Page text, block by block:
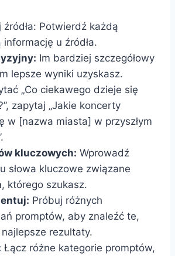
źródła: Potwierdź każdą
informację u źródła.
Im bardziej szczegółowy
lepsze wyniki uzyskasz.
„Co ciekawego dzieje się
zapytaj „Jakie koncerty
w [nazwa miasta] w przyszłym
kluczowych: Wprowadź
słowa kluczowe związane
którego szukasz.
Próbuj różnych
promptów, aby znaleźć te,
rezultaty.
Łącz różne kategorie promptów,